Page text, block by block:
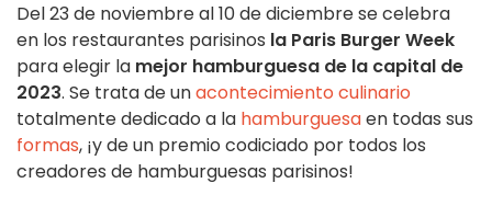
Del 23 de noviembre al 10 de diciembre se celebra
en los restaurantes parisinos la Paris Burger Week
para elegir la mejor hamburguesa de la capital de
2023. Se trata de unacontecimiento culinario
totalmente dedicado a la hamburguesaen todas sus
formas, ¡y de un premio codiciado por todos los
creadores de hamburguesas parisinos!